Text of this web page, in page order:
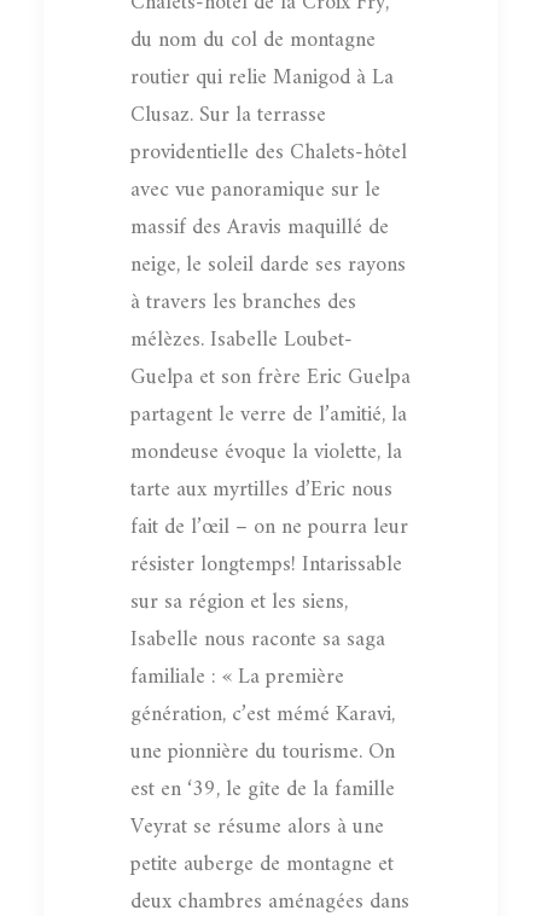
du nom du col de montagne
routier qui relie Manigod à La
Clusaz. Sur la terrasse
providentielle des Chalets-hôtel
avec vue panoramique sur le
massif des Aravis maquillé de
neige, le soleil darde ses rayons
à travers les branches des
mélèzes. Isabelle Loubet-
Guelpa et son frère Eric Guelpa
partagent le verre de l’amitié, la
mondeuse évoque la violette, la
tarte aux myrtilles d’Eric nous
fait de l’œil – on ne pourra leur
résister longtemps! Intarissable
sur sa région et les siens,
Isabelle nous raconte sa saga
familiale : « La première
génération, c’est mémé Karavi,
une pionnière du tourisme. On
est en ‘39, le gîte de la famille
Veyrat se résume alors à une
petite auberge de montagne et
deux chambres aménagées dans